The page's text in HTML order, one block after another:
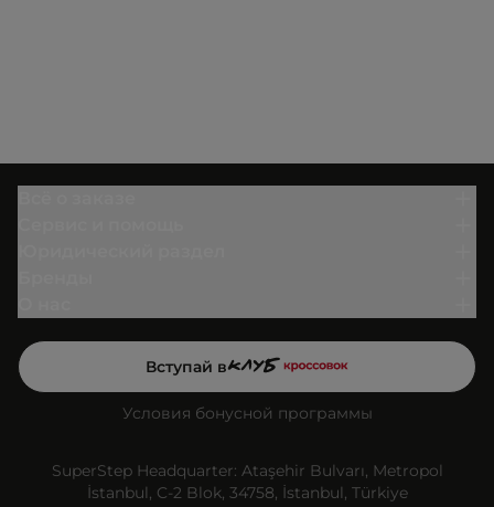
Вступай в
Условия бонусной программы
SuperStep Headquarter: Ataşehir Bulvarı, Metropol
İstanbul, C-2 Blok, 34758, İstanbul, Türkiye